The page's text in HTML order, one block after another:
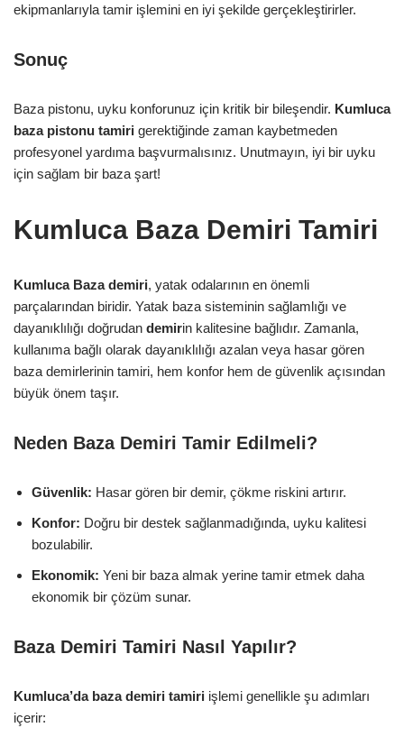
ekipmanlarıyla tamir işlemini en iyi şekilde gerçekleştirirler.
Sonuç
Baza pistonu, uyku konforunuz için kritik bir bileşendir. Kumluca
baza pistonu tamiri gerektiğinde zaman kaybetmeden
profesyonel yardıma başvurmalısınız. Unutmayın, iyi bir uyku
için sağlam bir baza şart!
Kumluca Baza Demiri Tamiri
Kumluca Baza demiri, yatak odalarının en önemli
parçalarından biridir. Yatak baza sisteminin sağlamlığı ve
dayanıklılığı doğrudan demirin kalitesine bağlıdır. Zamanla,
kullanıma bağlı olarak dayanıklılığı azalan veya hasar gören
baza demirlerinin tamiri, hem konfor hem de güvenlik açısından
büyük önem taşır.
Neden Baza Demiri Tamir Edilmeli?
Güvenlik: Hasar gören bir demir, çökme riskini artırır.
Konfor: Doğru bir destek sağlanmadığında, uyku kalitesi
bozulabilir.
Ekonomik: Yeni bir baza almak yerine tamir etmek daha
ekonomik bir çözüm sunar.
Baza Demiri Tamiri Nasıl Yapılır?
Kumluca’da baza demiri tamiri işlemi genellikle şu adımları
içerir: